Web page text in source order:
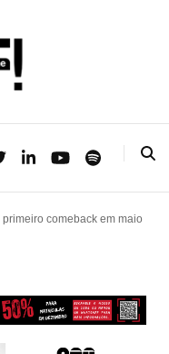
primeiro comeback em maio